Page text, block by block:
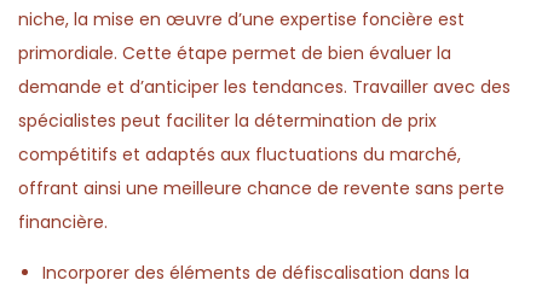
niche, la mise en œuvre d’une expertise foncière est
primordiale. Cette étape permet de bien évaluer la
demande et d’anticiper les tendances. Travailler avec des
spécialistes peut faciliter la détermination de prix
compétitifs et adaptés aux fluctuations du marché,
offrant ainsi une meilleure chance de revente sans perte
financière.
Incorporer des éléments de défiscalisation dans la